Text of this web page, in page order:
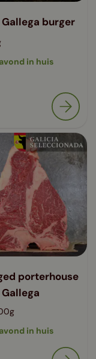
Gallega burger
in huis
porterhouse
in huis